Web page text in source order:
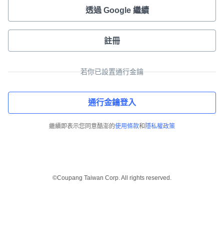
透過 Google 繼續
註冊
若你已設置通行金鑰
通行金鑰登入
繼續即表示您同意酷澎的使用條款和 隱私權政策
©Coupang Taiwan Corp. All rights reserved.